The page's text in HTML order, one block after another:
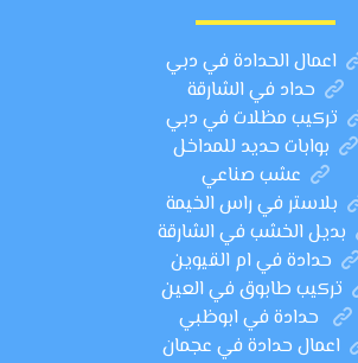
اعمال الحدادة في دبي
حداد في الشارقة
تركيب مظلات في دبي
بوابات حديد للمداخل
عشب صناعي
بلاستر في راس الخيمة
بديل الخشب في الشارقة
حدادة في ام القيوين
تركيب طابوق في العين
حدادة في ابوظبي
اعمال حدادة في عجمان